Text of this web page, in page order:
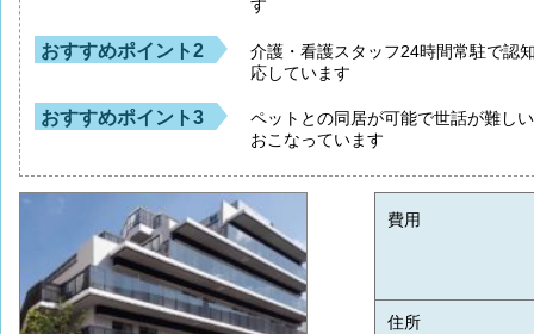
す
おすすめポイント2
介護・看護スタッフ24時間常駐で認
応しています
おすすめポイント3
ペットとの同居が可能で世話が難し
おこなっています
費用
住所